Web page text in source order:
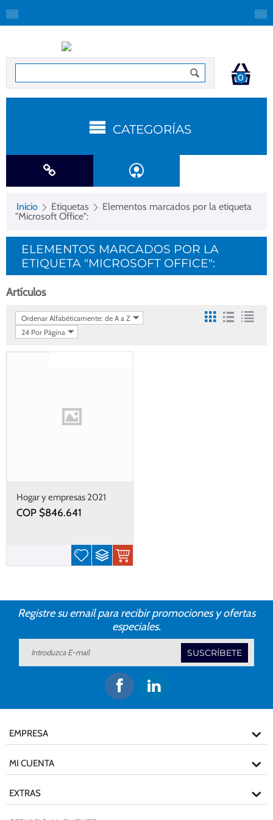
0
CATEGORÍAS
Inicio Etiquetas
Elementos marcados por la etiqueta
"Microsoft Office":
ELEMENTOS MARCADOS POR LA
ETIQUETA "MICROSOFT OFFICE":
Artículos
Ordenar Alfabéticamente: de A a Z
24 Por Página
Hogar y empresas 2021
COP $846.641
Registre su email para recibir promociones y ofertas
especiales.
SUSCRÍBETE
EMPRESA
MI CUENTA
EXTRAS